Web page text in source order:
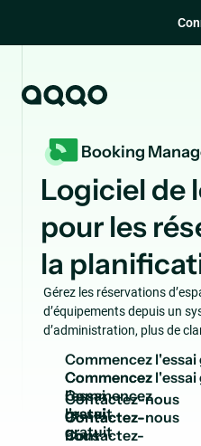
Booking
Logiciel de
pour les
la
Gérez les réservations
d’équipements depuis un
d’administration, plus de
Commencezl'essai
Commencez
l'essai
gratuit
Contactez-nous
Contactez-
nous